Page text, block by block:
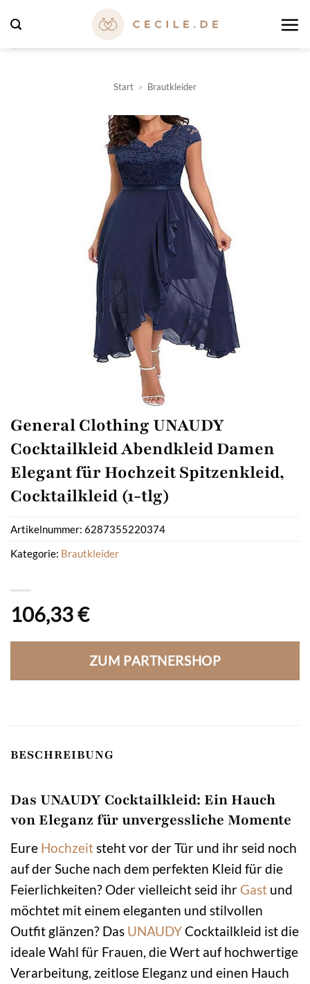
Inhalt
springen
Start » Brautkleider
General Clothing UNAUDY
Cocktailkleid Abendkleid Damen
Elegant für Hochzeit Spitzenkleid,
Cocktailkleid (1-tlg)
106,33€
ZUM PARTNERSHOP
Artikelnummer: 6287355220374
Kategorie: Brautkleider
BESCHREIBUNG
Das UNAUDY Cocktailkleid: Ein Hauch
von Eleganz für unvergessliche Momente
Eure Hochzeitsteht vor der Tür und ihr seid noch
auf der Suche nach dem perfekten Kleid für die
Feierlichkeiten? Oder vielleicht seid ihr Gast und
möchtet mit einem eleganten und stilvollen
Outfit glänzen? Das UNAUDYCocktailkleid ist die
ideale Wahl für Frauen, die Wert auf hochwertige
Verarbeitung, zeitlose Eleganz und einen Hauch